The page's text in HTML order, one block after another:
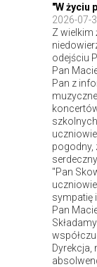
"W życiu
2026-07-
Z wielkim
odejściu
Pan
Pan z
pogodny,
serdeczny.
"Pan
sympatię
Pan
Dyrekcja,